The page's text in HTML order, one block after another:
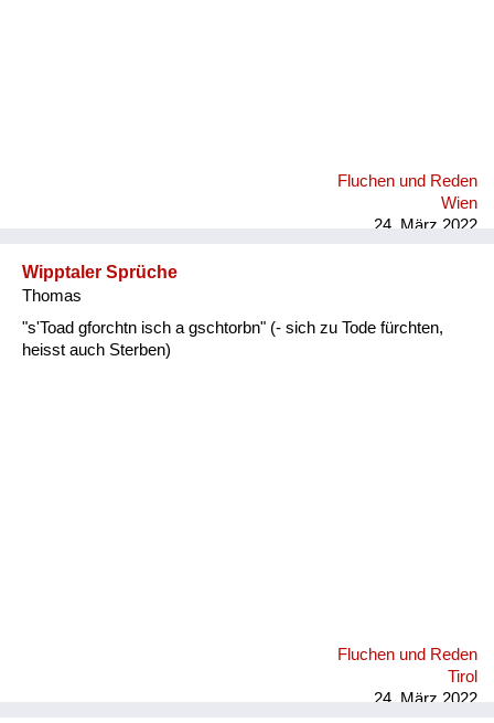
Fluchen und Reden
Wien
24. März 2022
Wipptaler Sprüche
Thomas
"s'Toad gforchtn isch a gschtorbn" (- sich zu Tode fürchten,
heisst auch Sterben)
Fluchen und Reden
Tirol
24. März 2022